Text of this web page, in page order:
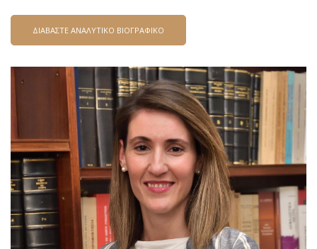
ΔΙΑΒΑΣΤΕ ΑΝΑΛΥΤΙΚΟ ΒΙΟΓΡΑΦΙΚΟ